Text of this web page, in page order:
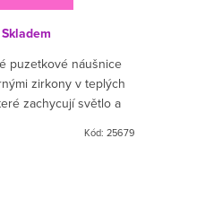
Skladem
puzetkové náušnice
zirkony v teplých
zachycují světlo a
a perfektní...
Kód: 25679